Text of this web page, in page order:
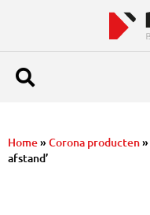
Home» Corona producten»
afstand’